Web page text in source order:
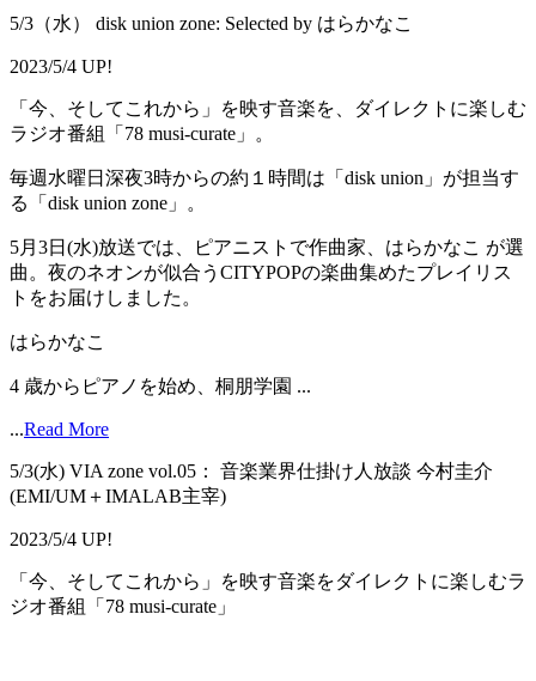
5/3（水） disk union zone: Selected by はらかなこ
2023/5/4 UP!
「今、そしてこれから」を映す音楽を、ダイレクトに楽しむ
ラジオ番組「78 musi-curate」。
毎週水曜日深夜3時からの約１時間は「disk union」が担当す
る「disk union zone」。
5月3日(水)放送では、ピアニストで作曲家、はらかなこ が選
曲。夜のネオンが似合うCITYPOPの楽曲集めたプレイリス
トをお届けしました。
はらかなこ
4 歳からピアノを始め、桐朋学園 ...
...Read More
5/3(水) VIA zone vol.05： 音楽業界仕掛け人放談 今村圭介
(EMI/UM＋IMALAB主宰)
2023/5/4 UP!
「今、そしてこれから」を映す音楽をダイレクトに楽しむラ
ジオ番組「78 musi-curate」